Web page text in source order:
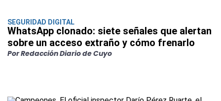
SEGURIDAD DIGITAL
WhatsApp clonado: siete señales que alertan
sobre un acceso extraño y cómo frenarlo
Por Redacción Diario de Cuyo